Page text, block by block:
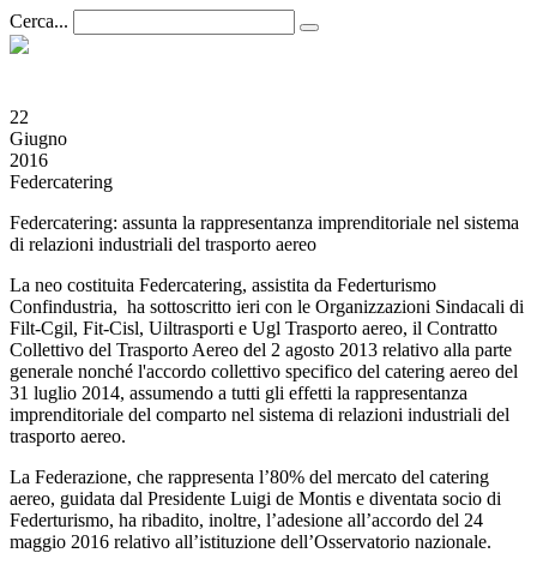
Cerca...
22
Giugno
2016
Federcatering
Federcatering: assunta la rappresentanza imprenditoriale nel sistema
di relazioni industriali del trasporto aereo
La neo costituita Federcatering, assistita da Federturismo
Confindustria, ha sottoscritto ieri con le Organizzazioni Sindacali di
Filt-Cgil, Fit-Cisl, Uiltrasporti e Ugl Trasporto aereo, il Contratto
Collettivo del Trasporto Aereo del 2 agosto 2013 relativo alla parte
generale nonché l'accordo collettivo specifico del catering aereo del
31 luglio 2014, assumendo a tutti gli effetti la rappresentanza
imprenditoriale del comparto nel sistema di relazioni industriali del
trasporto aereo.
La Federazione, che rappresenta l’80% del mercato del catering
aereo, guidata dal Presidente Luigi de Montis e diventata socio di
Federturismo, ha ribadito, inoltre, l’adesione all’accordo del 24
maggio 2016 relativo all’istituzione dell’Osservatorio nazionale.